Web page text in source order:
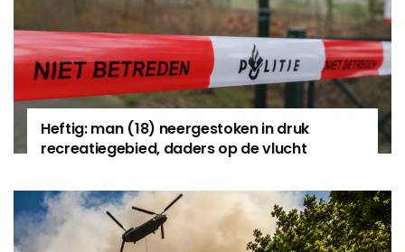
Heftig: man (18) neergestoken in druk
recreatiegebied, daders op de vlucht